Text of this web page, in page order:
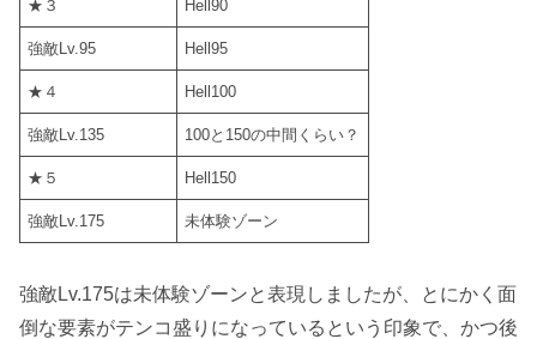
★３ Hell90
強敵Lv.95 Hell95
★４ Hell100
強敵Lv.135 100と150の中間くらい？
★５ Hell150
強敵Lv.175 未体験ゾーン
強敵Lv.175は未体験ゾーンと表現しましたが、とにかく 面
倒な要素がテンコ盛り になっているという印象で、かつ後